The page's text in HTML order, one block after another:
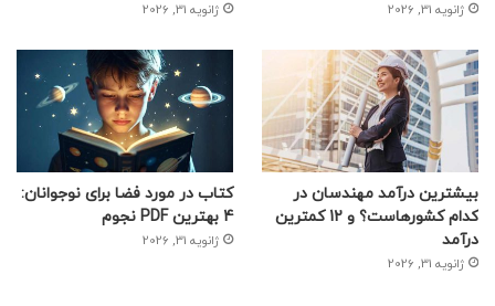
ژانویه 31, 2026 ژانویه 31, 2026
بیشترین درآمد مهندسان در
کدام کشورهاست؟ و 12 کمترین
درآمد
ژانویه 31, 2026
کتاب در مورد فضا برای نوجوانان:
4 بهترین PDF نجوم
ژانویه 31, 2026